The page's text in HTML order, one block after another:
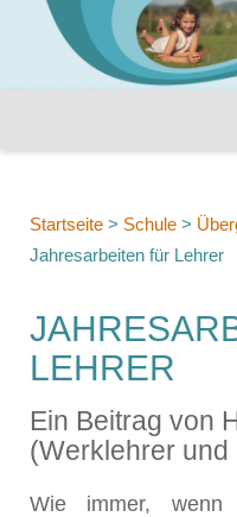
Startseite > Schule >
Jahresarbeiten für Lehrer
LEHRER
Ein Beitrag von
(Werklehrer
Wie immer, wenn